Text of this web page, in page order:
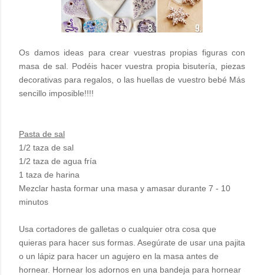
Os damos ideas para crear vuestras propias figuras con
masa de sal. Podéis hacer vuestra propia bisutería, piezas
decorativas para regalos, o las huellas de vuestro bebé Más
sencillo imposible!!!!
Pasta de sal
1/2 taza de sal
1/2 taza de agua fría
1 taza de harina
Mezclar hasta formar una masa y amasar durante 7 - 10
minutos
Usa cortadores de galletas o cualquier otra cosa que
quieras para hacer sus formas. Asegúrate de usar una pajita
o un lápiz para hacer un agujero en la masa antes de
hornear. Hornear los adornos en una bandeja para hornear